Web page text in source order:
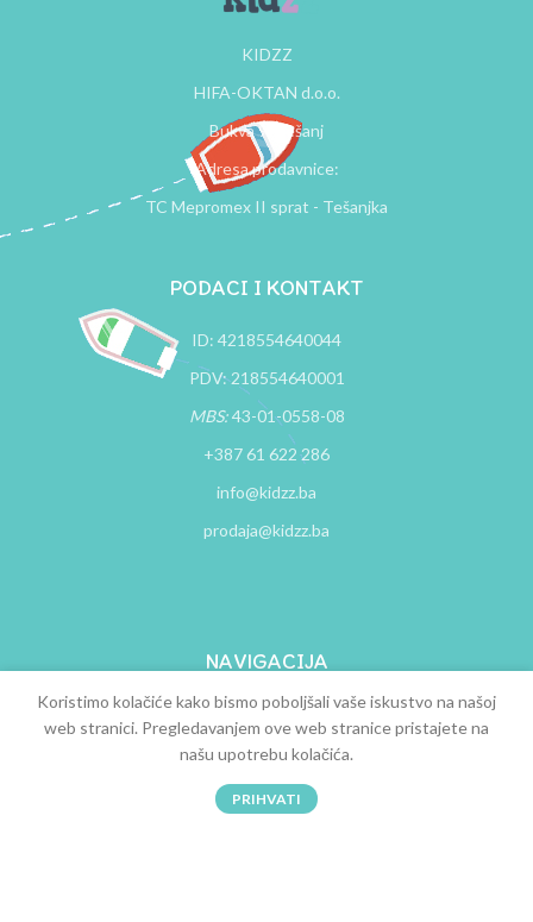
KIDZZ
HIFA-OKTAN d.o.o.
Bukva 9, Tešanj
Adresa prodavnice:
TC Mepromex II sprat - Tešanjka
PODACI I KONTAKT
ID: 4218554640044
PDV: 218554640001
MBS:43-01-0558-08
+387 61 622 286
info@kidzz.ba
prodaja@kidzz.ba
NAVIGACIJA
O nama
Kontakt
Uslovi kupovine
Koristimo kolačiće kako bismo poboljšali vaše iskustvo na našoj
web stranici. Pregledavanjem ove web stranice pristajete na
našu upotrebu kolačića.
PRIHVATI
Želje